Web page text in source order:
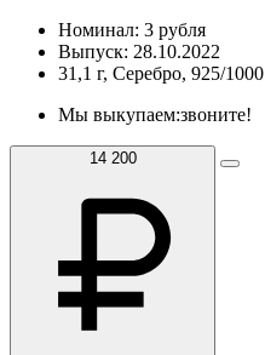
Номинал: 3 рубля
Выпуск: 28.10.2022
31,1 г, Серебро, 925/1000
Мы выкупаем:звоните!
14 200